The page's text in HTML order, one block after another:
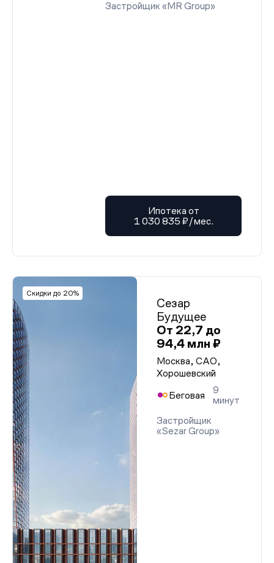
Застройщик «MR Group»
Ипотека от
1 030 835 ₽/мес.
Скидки до 20%
Сезар
Будущее
От 22,7 до
94,4 млн ₽
Москва, САО,
Хорошевский
Беговая
9
минут
Застройщик
«Sezar Group»